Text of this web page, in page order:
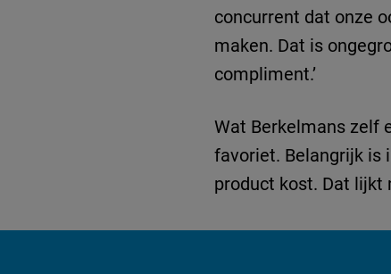
concurrent dat onze
maken. Dat is
compliment.’
Wat Berkelmans zelf
favoriet. Belangrijk is
product kost. Dat lijkt